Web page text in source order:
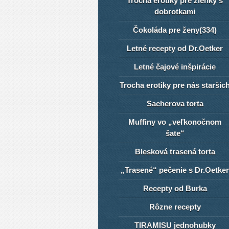
dobrotkami
Čokoláda pre ženy(334)
Letné recepty od Dr.Oetker
Letné čajové inšpirácie
Trocha erotiky pre nás
Sacherova torta
Muffiny vo „veľkonočnom
šate“
Blesková trasená torta
„Trasené“ pečenie s Dr.Oetker
Recepty od Burka
Rôzne recepty
TIRAMISU jednohubky